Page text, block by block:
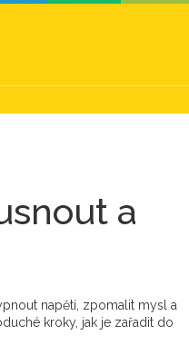
a
napětí, zpomalit mysl a
kroky, jak je zařadit do